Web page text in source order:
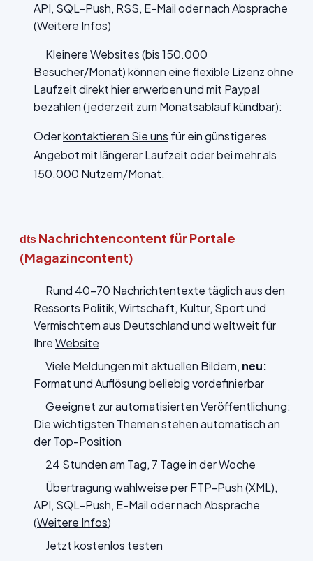
API, SQL-Push, RSS, E-Mail oder nach Absprache
(Weitere Infos)
Kleinere Websites (bis 150.000
Besucher/Monat) können eine flexible Lizenz ohne
Laufzeit direkt hier erwerben und mit Paypal
bezahlen (jederzeit zum Monatsablauf kündbar):
Oderkontaktieren Sie uns für ein günstigeres
Angebot mit längerer Laufzeit oder bei mehr als
150.000 Nutzern/Monat.
dts Nachrichtencontent für Portale
(Magazincontent)
Rund 40-70 Nachrichtentexte täglich aus den
Ressorts Politik, Wirtschaft, Kultur, Sport und
Vermischtem aus Deutschland und weltweit für
IhreWebsite
Viele Meldungen mit aktuellen Bildern, neu:
Format und Auflösung beliebig vordefinierbar
Geeignet zur automatisierten Veröffentlichung:
Die wichtigsten Themen stehen automatisch an
der Top-Position
24 Stunden am Tag, 7 Tage in der Woche
Übertragung wahlweise per FTP-Push (XML),
API, SQL-Push, E-Mail oder nach Absprache
(Weitere Infos)
Jetzt kostenlos testen